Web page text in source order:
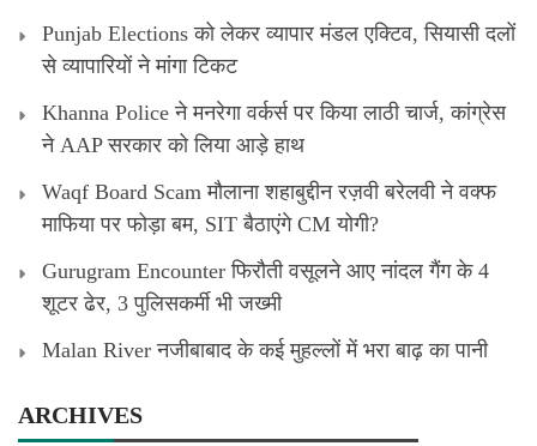
Punjab Elections को लेकर व्यापार मंडल एक्टिव, सियासी दलों
से व्यापारियों ने मांगा टिकट
Khanna Police ने मनरेगा वर्कर्स पर किया लाठी चार्ज, कांग्रेस
ने AAP सरकार को लिया आड़े हाथ
Waqf Board Scam मौलाना शहाबुद्दीन रज़वी बरेलवी ने वक्फ
माफिया पर फोड़ा बम, SIT बैठाएंगे CM योगी?
Gurugram Encounter फिरौती वसूलने आए नांदल गैंग के 4
शूटर ढेर, 3 पुलिसकर्मी भी जख्मी
Malan River नजीबाबाद के कई मुहल्लों में भरा बाढ़ का पानी
ARCHIVES